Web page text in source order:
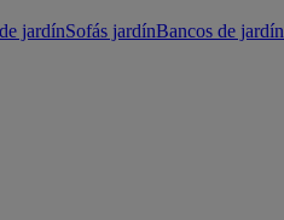
jardínSofás jardínBancos de jardín